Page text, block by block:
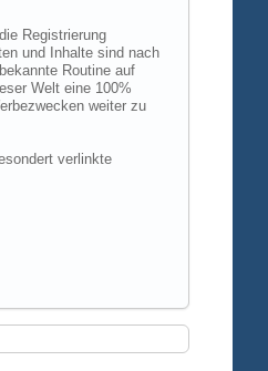
Registrierung
und Inhalte sind nach
Routine auf
Welt eine 100%
weiter zu
verlinkte